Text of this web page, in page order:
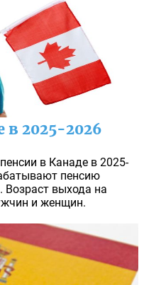
в 2025-2026
в Канаде в 2025-
пенсию
Возраст выхода на
и женщин.